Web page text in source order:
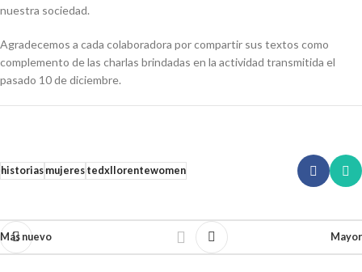
nuestra sociedad.
Agradecemos a cada colaboradora por compartir sus textos como
complemento de las charlas brindadas en la actividad transmitida el
pasado 10 de diciembre.
historiasmujerestedxllorentewomen
Más nuevo Mayor